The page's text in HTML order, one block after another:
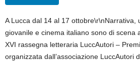
A Lucca dal 14 al 17 ottobre\r\nNarrativa,
giovanile e cinema italiano sono di scena
XVI rassegna letteraria LuccAutori –
organizzata dall’associazione LuccAutori